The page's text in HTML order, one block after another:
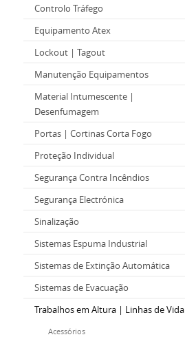
Controlo Tráfego
Equipamento Atex
Lockout | Tagout
Manutenção Equipamentos
Material Intumescente |
Desenfumagem
Portas | Cortinas Corta Fogo
Proteção Individual
Segurança Contra Incêndios
Segurança Electrónica
Sinalização
Sistemas Espuma Industrial
Sistemas de Extinção Automática
Sistemas de Evacuação
Trabalhos em Altura | Linhas de Vida
Acessórios